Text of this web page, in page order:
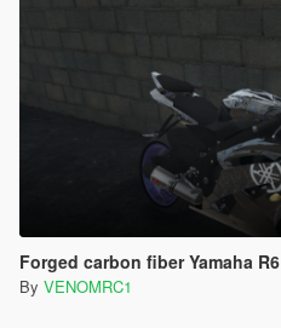
Forged carbon fiber Yamaha R6
By VENOMRC1